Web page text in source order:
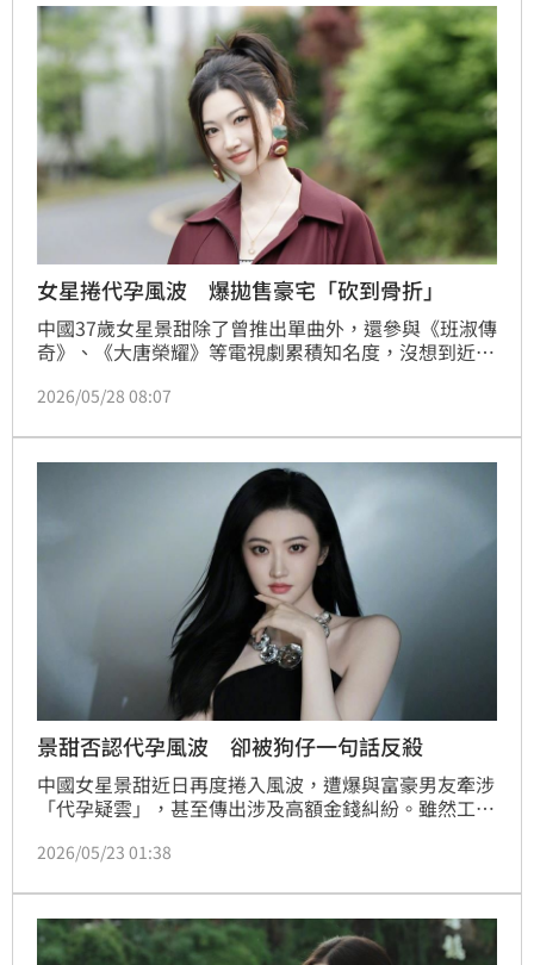
女星捲代孕風波 爆拋售豪宅「砍到骨折」
中國37歲女星景甜除了曾推出單曲外，還參與《班淑傳
奇》、《大唐榮耀》等電視劇累積知名度，沒想到近日
話題至今仍受到大家關注，如今又傳出景甜急於拋售豪
2026/05/28 08:07
景甜否認代孕風波 卻被狗仔一句話反殺
中國女星景甜近日再度捲入風波，遭爆與富豪男友牽涉
「代孕疑雲」，甚至傳出涉及高額金錢糾紛。雖然工作
烈掀起網路熱議。林宜君
2026/05/23 01:38